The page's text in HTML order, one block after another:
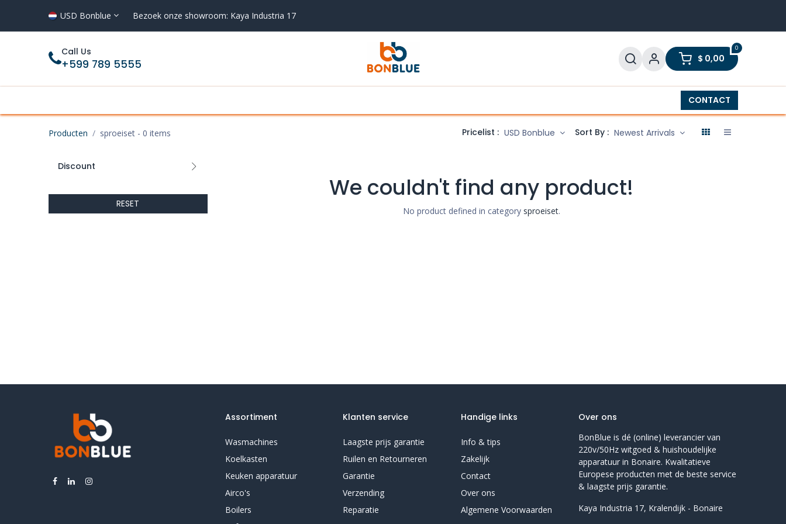
USD Bonblue Bezoek onze showroom: Kaya Industria 17
Call Us
+599 789 5555
0
$ 0,00
Klein huishoudelijk
CONTACT
Producten sproeiset- 0 items Pricelist : USD Bonblue Sort By : Newest Arrivals
Discount
RESET
We couldn't find any product!
No product defined in category sproeiset.
Assortiment
Wasmachines
Koelkasten
Keuken apparatuur
Airco's
Boilers
Klanten service
Laagste prijs garantie
Ruilen en Retourneren
Garantie
Verzending
Reparatie
Handige links
Info & tips
Zakelijk
Contact
Over ons
Algemene Voorwaarden
Over ons
BonBlue is dé (online) leverancier van
220v/50Hz witgoed & huishoudelijke
apparatuur in Bonaire. Kwalitatieve
Europese producten met de beste service
& laagste prijs garantie.
Kaya Industria 17, Kralendijk - Bonaire